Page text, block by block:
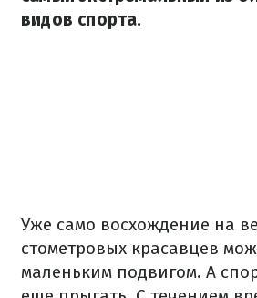
видов спорта.
Уже само восхождение на
стометровых красавцев
маленьким подвигом. А